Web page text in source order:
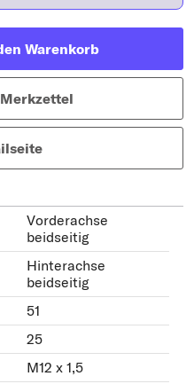
Warenkorb
Vorderachse
beidseitig
Hinterachse
beidseitig
51
25
M12 x 1,5